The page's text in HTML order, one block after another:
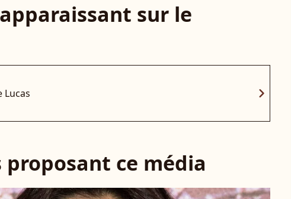
sur le
Lucas chevron_right
ce média